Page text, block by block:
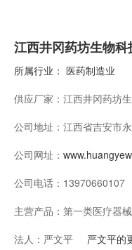
江西井冈药坊生物科
所属行业： 医药制造业
供应厂家： 江西井冈药坊
公司地址： 江西省吉安市
公司网址：
公司电话： 13970660107
主营产品： 第一类医疗器
消毒产品、皮
法人： 严文平 严文平的